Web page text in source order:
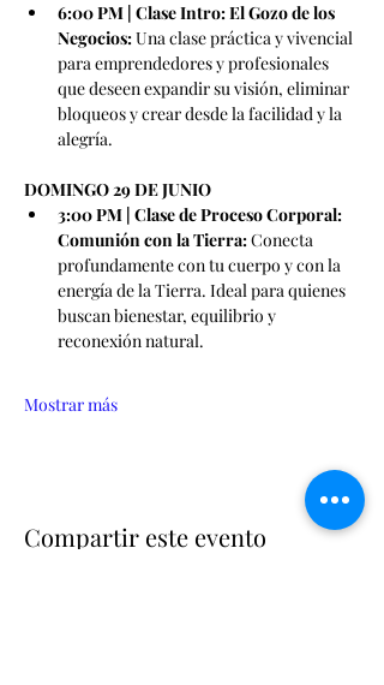
6:00 PM | Clase Intro: El Gozo de los
Negocios: Una clase práctica y vivencial
para emprendedores y profesionales
que deseen expandir su visión, eliminar
bloqueos y crear desde la facilidad y la
alegría.
DOMINGO 29 DE JUNIO
3:00 PM | Clase de Proceso Corporal:
Comunión con la Tierra: Conecta
profundamente con tu cuerpo y con la
energía de la Tierra. Ideal para quienes
buscan bienestar, equilibrio y
reconexión natural.
Mostrar más
Compartir este evento